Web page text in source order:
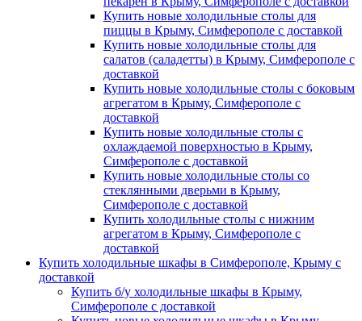
Купить новые холодильные столы для
пиццы в Крыму, Симферополе с доставкой
Купить новые холодильные столы для
салатов (саладетты) в Крыму, Симферополе с
доставкой
Купить новые холодильные столы с боковым
агрегатом в Крыму, Симферополе с
доставкой
Купить новые холодильные столы с
охлаждаемой поверхностью в Крыму,
Симферополе с доставкой
Купить новые холодильные столы со
стеклянными дверьми в Крыму,
Симферополе с доставкой
Купить холодильные столы с нижним
агрегатом в Крыму, Симферополе с
доставкой
Купить холодильные шкафы в Симферополе, Крыму с
доставкой
Купить б/у холодильные шкафы в Крыму,
Симферополе с доставкой